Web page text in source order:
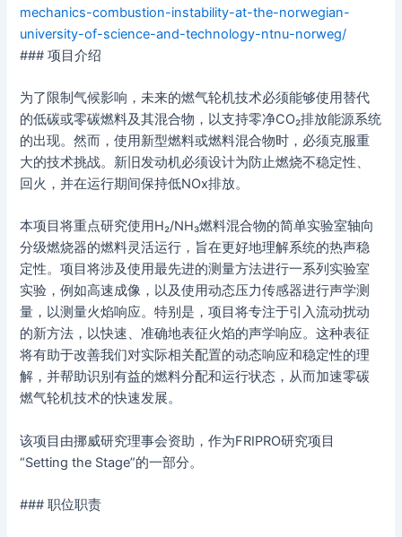
mechanics-combustion-instability-at-the-norwegian-
university-of-science-and-technology-ntnu-norweg/
### 项目介绍
为了限制气候影响，未来的燃气轮机技术必须能够使用替代
的低碳或零碳燃料及其混合物，以支持零净CO₂排放能源系统
的出现。然而，使用新型燃料或燃料混合物时，必须克服重
大的技术挑战。新旧发动机必须设计为防止燃烧不稳定性、
回火，并在运行期间保持低NOx排放。
本项目将重点研究使用H₂/NH₃燃料混合物的简单实验室轴向
分级燃烧器的燃料灵活运行，旨在更好地理解系统的热声稳
定性。项目将涉及使用最先进的测量方法进行一系列实验室
实验，例如高速成像，以及使用动态压力传感器进行声学测
量，以测量火焰响应。特别是，项目将专注于引入流动扰动
的新方法，以快速、准确地表征火焰的声学响应。这种表征
将有助于改善我们对实际相关配置的动态响应和稳定性的理
解，并帮助识别有益的燃料分配和运行状态，从而加速零碳
燃气轮机技术的快速发展。
该项目由挪威研究理事会资助，作为FRIPRO研究项目
“Setting the Stage”的一部分。
### 职位职责